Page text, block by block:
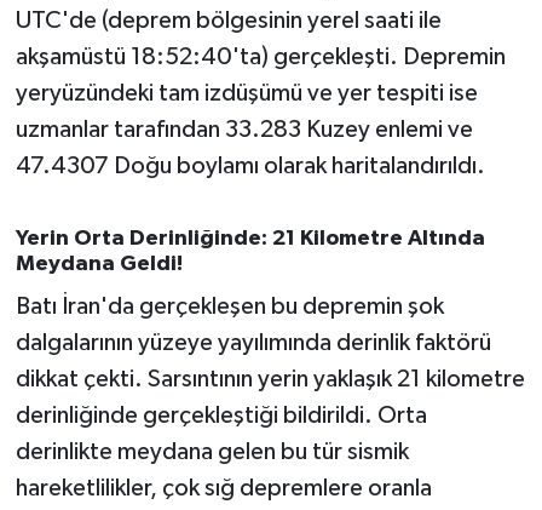
UTC'de (deprem bölgesinin yerel saati ile
akşamüstü 18:52:40'ta) gerçekleşti. Depremin
yeryüzündeki tam izdüşümü ve yer tespiti ise
uzmanlar tarafından 33.283 Kuzey enlemi ve
47.4307 Doğu boylamı olarak haritalandırıldı.
Yerin Orta Derinliğinde: 21 Kilometre Altında
Meydana Geldi!
Batı İran'da gerçekleşen bu depremin şok
dalgalarının yüzeye yayılımında derinlik faktörü
dikkat çekti. Sarsıntının yerin yaklaşık 21 kilometre
derinliğinde gerçekleştiği bildirildi. Orta
derinlikte meydana gelen bu tür sismik
hareketlilikler, çok sığ depremlere oranla
Manyas
OTOMOTİV
SAĞLIK
Savaştepe
SEYAHAT
SİYASET